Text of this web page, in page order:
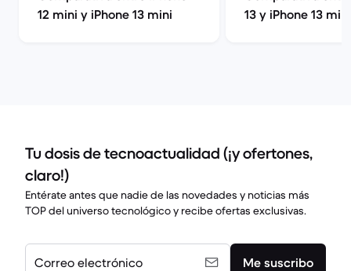
12 mini y iPhone 13 mini
13 y iPhone 13 mini
Tu dosis de tecnoactualidad (¡y ofertones,
claro!)
Entérate antes que nadie de las novedades y noticias más
TOP del universo tecnológico y recibe ofertas exclusivas.
Correo electrónico Me suscribo